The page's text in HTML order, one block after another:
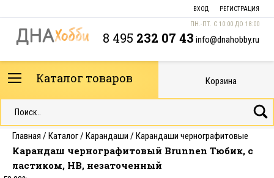
ВХОД РЕГИСТРАЦИЯ
ПН.-ПТ. С 10:00 ДО 18:00
8 495 232 07 43 info@dnahobby.ru
Каталог товаров Корзина
Главная / Каталог/ Карандаши / Карандаши чернографитовые
Карандаш чернографитовый Brunnen Тюбик, с
ластиком, НВ, незаточенный